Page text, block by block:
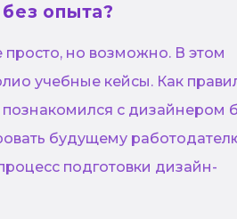
опыта?
но возможно. В этом
учебные кейсы. Как
с дизайнером
будущему
подготовки дизайн-